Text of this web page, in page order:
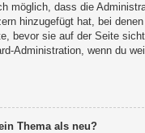
möglich, dass die
hinzugefügt hat, bei
bevor sie auf der Seite
Administration, wenn du
Thema als neu?